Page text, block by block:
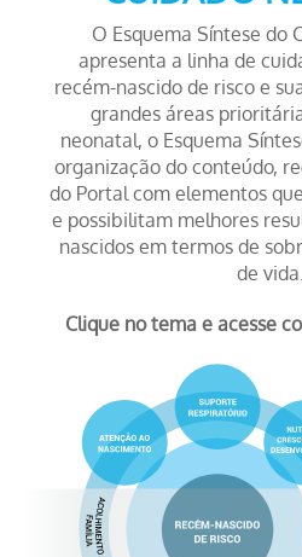
O Esquema Síntese do
apresenta a linha de
recém-nascido de risco e
grandes áreas
neonatal, o Esquema
organização do conteúdo,
do Portal com elementos
e possibilitam melhores
nascidos em termos de
de vida.
Clique no tema e acesse